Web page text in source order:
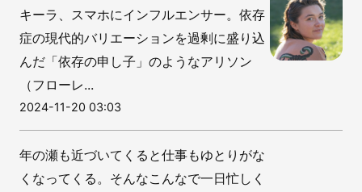
キーラ、スマホにインフルエンサー。依存
症の現代的バリエーションを過剰に盛り込
んだ「依存の申し子」のようなアリソン
（フローレ...
2024-11-20 03:03
年の瀬も近づいてくると仕事もゆとりがな
くなってくる。そんなこんなで一日忙しく